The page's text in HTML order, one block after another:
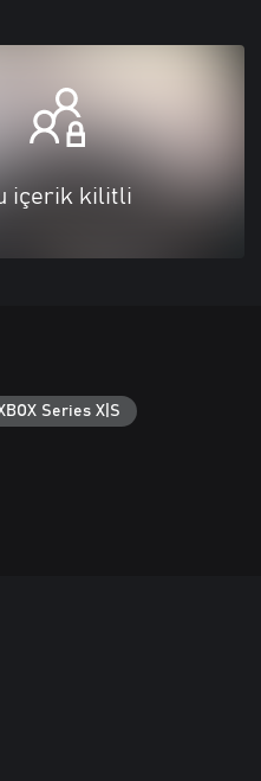
içerik kilitli
Series X|S